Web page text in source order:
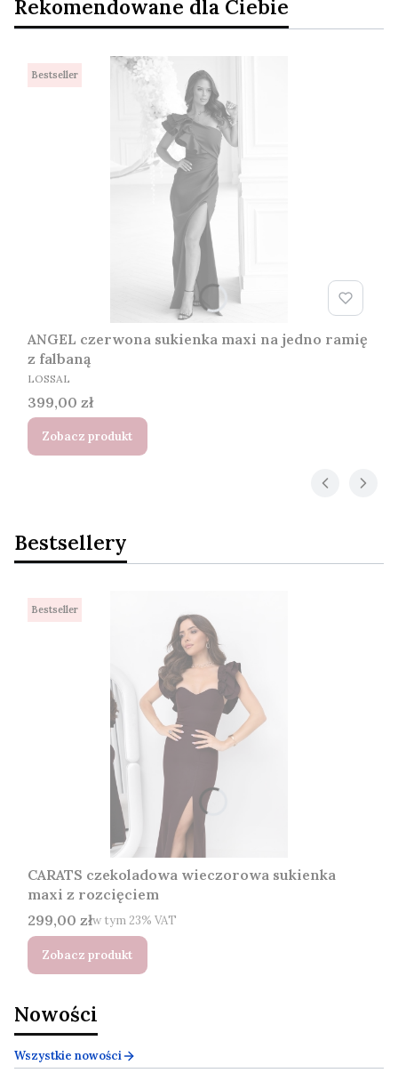
Rekomendowane dla Ciebie
Bestseller
ANGEL czerwona sukienka maxi na jedno ramię
z falbaną
PRODUCENT
LOSSAL
Cena
399,00 zł
Zobacz produkt
Bestsellery
Bestseller
CARATS czekoladowa wieczorowa sukienka
maxi z rozcięciem
Cena brutto
299,00 złw tym %s VAT
w tym 23% VAT
Zobacz produkt
Nowości
Wszystkie nowości